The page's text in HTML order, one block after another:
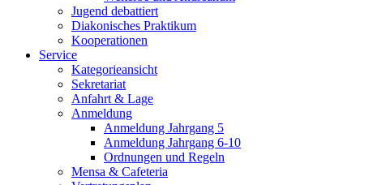
Jugend debattiert
Diakonisches Praktikum
Kooperationen
Service
Kategorieansicht
Sekretariat
Anfahrt & Lage
Anmeldung
Anmeldung Jahrgang 5
Anmeldung Jahrgang 6-10
Ordnungen und Regeln
Mensa & Cafeteria